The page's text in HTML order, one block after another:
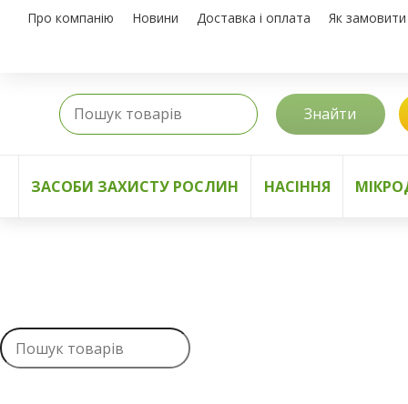
Про компанію Новини Доставка і оплата Як замовити
Знайти
ЗАСОБИ ЗАХИСТУ РОСЛИН НАСІННЯ